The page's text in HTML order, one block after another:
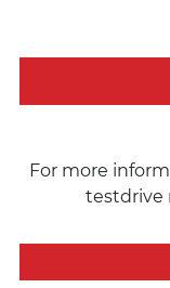
For more
testdrive